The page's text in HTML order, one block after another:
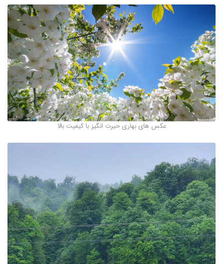
عکس های بهاری حیرت انگیز با کیفیت بالا